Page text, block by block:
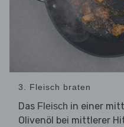
3. Fleisch braten
Das Fleisch in einer
Olivenöl bei mittlerer